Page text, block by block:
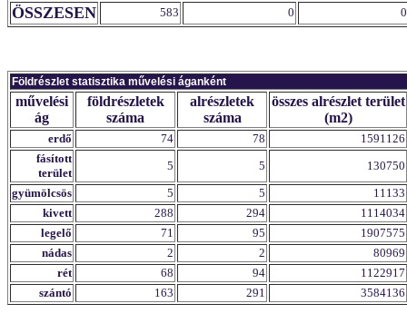
ÖSSZESEN 583 0 0
Földrészlet statisztika művelési áganként
művelési
ág
földrészletek
száma
alrészletek
száma
összes alrészlet terület
(m2)
erdő 74 78
1591126
fásított
terület
5 5
130750
gyümölcsös
5 5
11133
kivett
288 294
1114034
legelő
71 95
1907575
nádas
2 2
80969
rét
68 94
1122917
szántó
163 291 3584136